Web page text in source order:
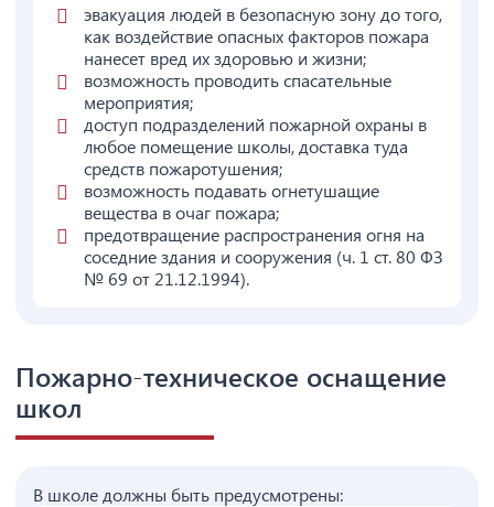
эвакуация людей в безопасную зону до того,
как воздействие опасных факторов пожара
нанесет вред их здоровью и жизни;
возможность проводить спасательные
мероприятия;
доступ подразделений пожарной охраны в
любое помещение школы, доставка туда
средств пожаротушения;
возможность подавать огнетушащие
вещества в очаг пожара;
предотвращение распространения огня на
соседние здания и сооружения (ч. 1 ст. 80 ФЗ
№ 69 от 21.12.1994).
Пожарно-техническое оснащение
школ
В школе должны быть предусмотрены: